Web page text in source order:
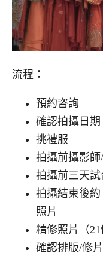
流程：
預約咨詢
確認拍攝日期
挑禮服
拍攝前攝影師/
拍攝前三天試
拍攝結束後
照片
精修照片（21
確認排版/修片